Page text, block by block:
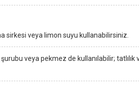
sirkesi veya limon suyu kullanabilirsiniz.
veya pekmez de kullanılabilir;